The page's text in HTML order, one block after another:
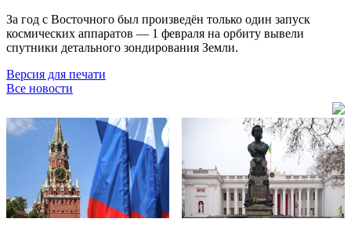
За год с Восточного был произведён только один запуск
космических аппаратов — 1 февраля на орбиту вывели
спутники детального зондирования Земли.
Версия для печати
Все новости